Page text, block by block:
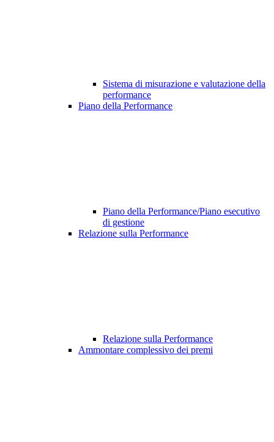
Sistema di misurazione e valutazione della
performance
Piano della Performance
Piano della Performance/Piano esecutivo
di gestione
Relazione sulla Performance
Relazione sulla Performance
Ammontare complessivo dei premi